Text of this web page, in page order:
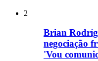
2
Brian
negociação
'Vou